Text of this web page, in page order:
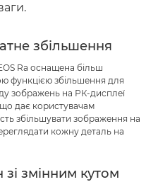
збільшення
Ra оснащена більш
функцією збільшення для
зображень на РК-дисплеї
дає користувачам
збільшувати зображення на
кожну деталь на
зі змінним кутом